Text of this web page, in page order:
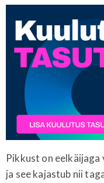
Pikkust on eelkäijaga
ja see kajastub nii